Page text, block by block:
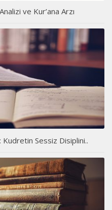
ve Kur’ana Arzı
Kudretin Sessiz Disiplini..